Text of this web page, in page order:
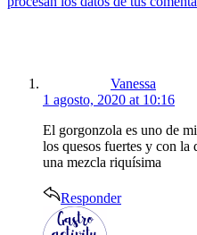
Vanessa
1 agosto, 2020 at 10:16
El gorgonzola es uno de
los quesos fuertes y con
una mezcla riquísima
Responder